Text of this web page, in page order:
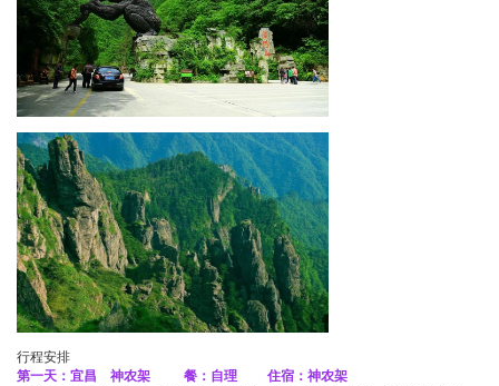
行程安排
第一天：宜昌 神农架 餐：自理 住宿：神农架